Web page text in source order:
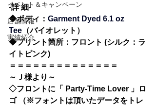
イベント＆キャンペーン
店舗情報
実績紹介
-詳 細-
◆ボディ： Garment Dyed 6.1 oz
Tee （バイオレット）
◆プリント箇所：フロント (シルク：ラ
イトピンク)
＝＝＝＝＝＝＝＝＝＝＝＝＝＝
～Ｊ様より～
◇フロントに「 Party-Time Lover 」ロ
ゴ （※フォントは頂いたデータをトレ